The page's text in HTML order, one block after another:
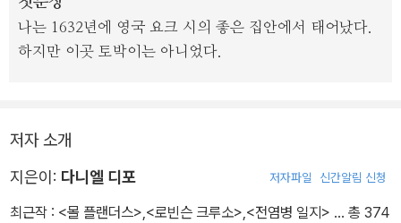
나는 1632년에 영국 요크 시의 좋은 집안에서 태어났다.
하지만 이곳 토박이는 아니었다.
저자 소개
지은이: 다니엘 디포 저자파일 신간알림 신청
최근작 : <몰 플랜더스>,<로빈슨 크루소>,<전염병 일지> … 총 374